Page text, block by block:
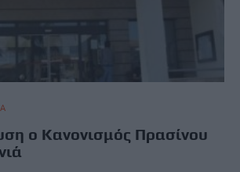
ο Κανονισμός Πρασίνου